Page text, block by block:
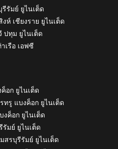
รัมย์ ยูไนเต็ด
ห์ เชียงราย ยูไนเต็ด
ปทุม ยูไนเต็ด
เรือ เอฟซี
อก ยูไนเต็ด
รู แบงค็อก ยูไนเต็ด
ค็อก ยูไนเต็ด
มย์ ยูไนเต็ด
รบุรีรัมย์ ยูไนเต็ด